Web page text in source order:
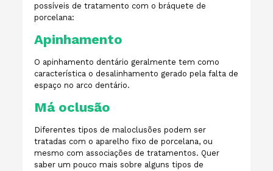
possíveis de tratamento com o bráquete de
porcelana:
Apinhamento
O apinhamento dentário geralmente tem como
característica o desalinhamento gerado pela falta de
espaço no arco dentário.
Má oclusão
Diferentes tipos de maloclusões podem ser
tratadas com o aparelho fixo de porcelana, ou
mesmo com associações de tratamentos. Quer
saber um pouco mais sobre alguns tipos de